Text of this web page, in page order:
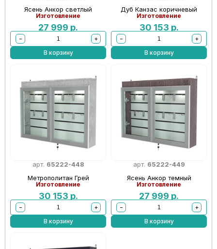
Ясень Анкор светлый
Изготовление
27 999 р.
−
+
В корзину
Дуб Канзас коричневый
Изготовление
30 153 р.
−
+
В корзину
арт. 65222-448
Метрополитан Грей
Изготовление
30 153 р.
−
+
В корзину
арт. 65222-449
Ясень Анкор темный
Изготовление
27 999 р.
−
+
В корзину